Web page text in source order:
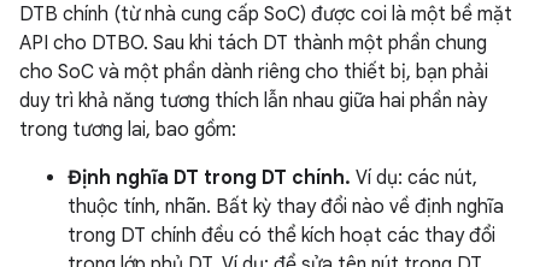
DTB chính (từ nhà cung cấp SoC) được coi là một bề mặt
API cho DTBO. Sau khi tách DT thành một phần chung
cho SoC và một phần dành riêng cho thiết bị, bạn phải
duy trì khả năng tương thích lẫn nhau giữa hai phần này
trong tương lai, bao gồm:
Định nghĩa DT trong DT chính. Ví dụ: các nút,
thuộc tính, nhãn. Bất kỳ thay đổi nào về định nghĩa
trong DT chính đều có thể kích hoạt các thay đổi